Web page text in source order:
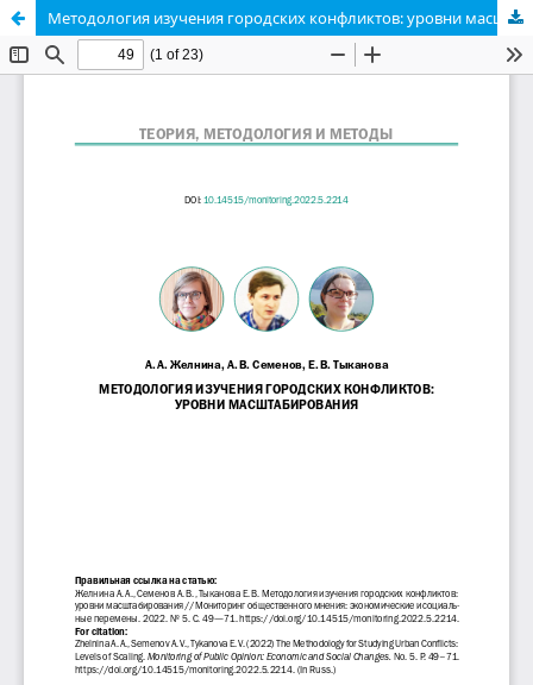
Методология изучения городских конфликтов: уровни масштабирования